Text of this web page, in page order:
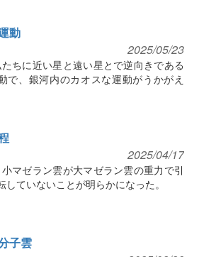
動
2025/05/23
ちに近い星と遠い星とで逆向きである
、銀河内のカオスな運動がうかがえ
2025/04/17
マゼラン雲が大マゼラン雲の重力で引
ていないことが明らかになった。
子雲